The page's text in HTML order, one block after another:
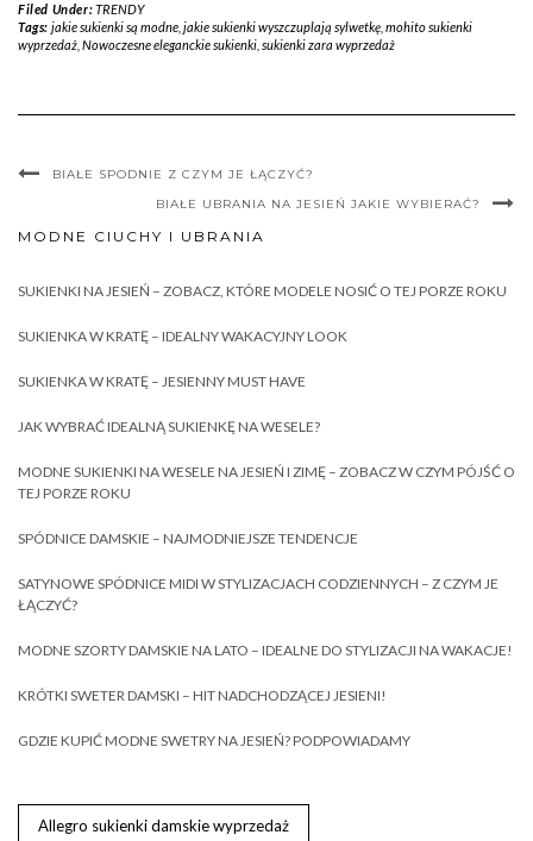
Filed Under:TRENDY
Tags: jakie sukienki są modne, jakie sukienki wyszczuplają sylwetkę, mohito sukienki
wyprzedaż Nowoczesne eleganckie sukienki sukienki zara wyprzedaż
BIAŁE SPODNIE Z CZYM JE ŁĄCZYĆ?
BIAŁE UBRANIA NA JESIEŃ JAKIE WYBIERAĆ?
MODNE CIUCHY I UBRANIA
SUKIENKI NA JESIEŃ – ZOBACZ, KTÓRE MODELE NOSIĆ O TEJ PORZE ROKU
SUKIENKA W KRATĘ – IDEALNY WAKACYJNY LOOK
SUKIENKA W KRATĘ – JESIENNY MUST HAVE
JAK WYBRAĆ IDEALNĄ SUKIENKĘ NA WESELE?
MODNE SUKIENKI NA WESELE NA JESIEŃ I ZIMĘ – ZOBACZ W CZYM PÓJŚĆ O
TEJ PORZE ROKU
SPÓDNICE DAMSKIE – NAJMODNIEJSZE TENDENCJE
SATYNOWE SPÓDNICE MIDI W STYLIZACJACH CODZIENNYCH – Z CZYM JE
ŁĄCZYĆ?
MODNE SZORTY DAMSKIE NA LATO – IDEALNE DO STYLIZACJI NA WAKACJE!
KRÓTKI SWETER DAMSKI – HIT NADCHODZĄCEJ JESIENI!
GDZIE KUPIĆ MODNE SWETRY NA JESIEŃ? PODPOWIADAMY
Allegro sukienki damskie wyprzedaż